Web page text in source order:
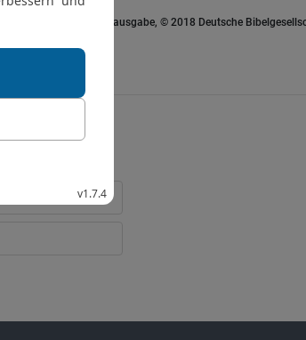
durchgesehene Neuausgabe, © 2018 Deutsche